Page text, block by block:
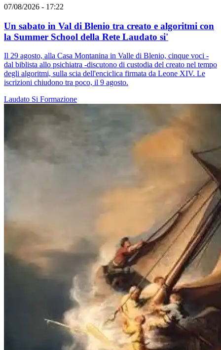
07/08/2026 - 17:22
Un sabato in Val di Blenio tra creato e algoritmi con
la Summer School della Rete Laudato si'
Il 29 agosto, alla Casa Montanina in Valle di Blenio, cinque voci -
dal biblista allo psichiatra -discutono di custodia del creato nel tempo
degli algoritmi, sulla scia dell'enciclica firmata da Leone XIV. Le
iscrizioni chiudono tra poco, il 9 agosto.
Laudato Si Formazione